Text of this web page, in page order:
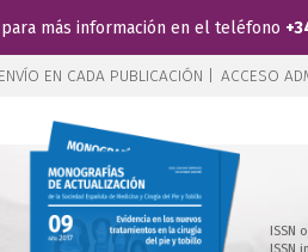
más información en el teléfono
EN CADA PUBLICACIÓN | ACCESO
ISSN